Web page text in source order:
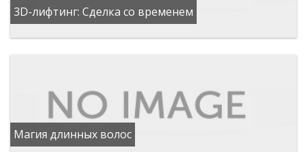
3D-лифтинг: Сделка со временем
Магия длинных волос